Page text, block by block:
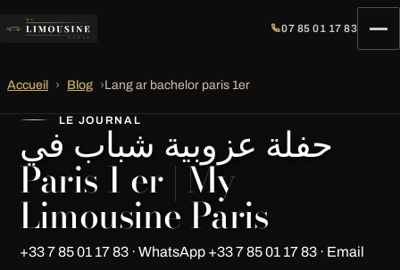
07 85 01 17 83
Accueil › Blog ›Lang ar bachelor paris 1er
LE JOURNAL
حفلة عزوبية شباب في
Paris 1 er | My
Limousine Paris
+33 7 85 01 17 83 · WhatsApp +33 7 85 01 17 83 · Email